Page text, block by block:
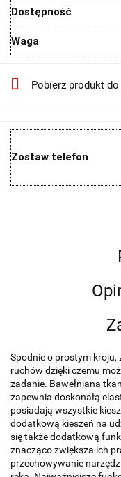
Dostępność
Waga
Pobierz produkt do
Zostaw telefon
Spodnie o prostym
ruchów dzięki czemu
zadanie. Bawełniana
zapewnia doskonałą
posiadają wszystkie
dodatkową kieszeń na
się także dodatkową
znacząco zwiększa ich
przechowywanie